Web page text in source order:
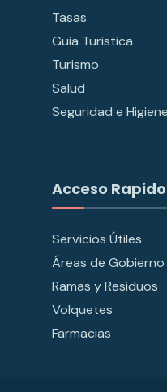
Tasas
Guia Turistica
Turismo
Salud
Seguridad e Higiene
Acceso Rapido
Servicios Útiles
Áreas de Gobierno
Ramas y Residuos
Volquetes
Farmacias